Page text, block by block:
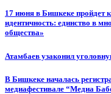
17 июня в Бишкеке пройдет
идентичность: единство в
общества»
Атамбаев узаконил
В Бишкеке началась
медиафестивале “Медиа